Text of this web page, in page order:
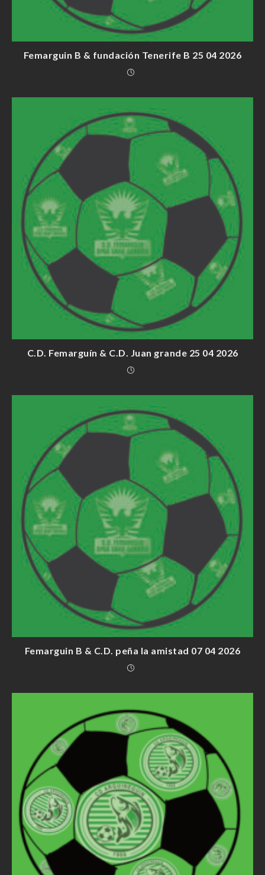
Femarguin B & fundación Tenerife B 25 04 2026
C.D. Femarguín & C.D. Juan grande 25 04 2026
Femarguin B & C.D. peña la amistad 07 04 2026